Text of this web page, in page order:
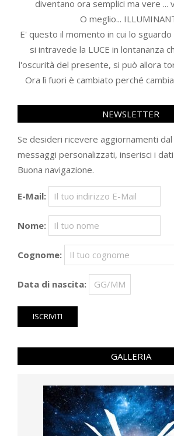
diventano ora semplici ma vere ...
O meglio...
E' questo il momento in cui lo sguardo
si intravede la LUCE in lontananza
l'oscurità del presente, si può allora
Ora lì fuori è cambiato perché
NEWSLETTER
Se desideri ricevere aggiornamenti
messaggi personalizzati, inserisci i
Buona navigazione.
E-Mail:
Nome:
Cognome:
Data di nascita:
GALLERIA